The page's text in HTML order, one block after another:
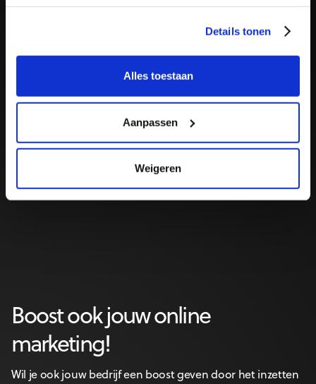
Details tonen
Alles toestaan
Aanpassen
Weigeren
Boost ook jouw online
marketing!
Wil je ook jouw bedrijf een boost geven door het inzetten